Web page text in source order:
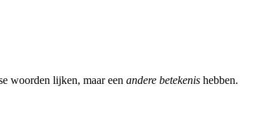
woorden lijken, maar een andere betekenis hebben.